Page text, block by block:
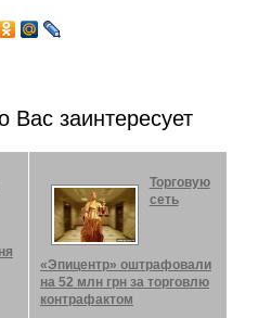
Вас заинтересует
Торговую
сеть
«Эпицентр» оштрафовали
на 52 млн грн за торговлю
контрафактом